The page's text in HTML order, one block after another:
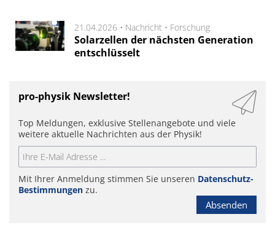
21.04.2026 • Nachricht • Forschung
Solarzellen der nächsten Generation
entschlüsselt
pro-physik Newsletter!
Top Meldungen, exklusive Stellenangebote und viele
weitere aktuelle Nachrichten aus der Physik!
Mit Ihrer Anmeldung stimmen Sie unseren Datenschutz-
Bestimmungen zu.
Absenden